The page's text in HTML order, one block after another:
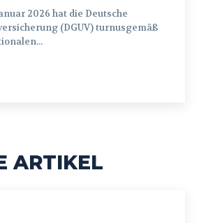
(DGUV) turnusgemäß
ARTIKEL